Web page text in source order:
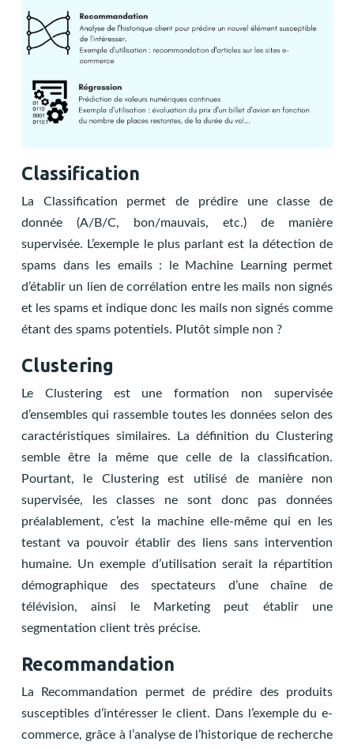
Classification
La Classification permet de prédire une classe de
donnée (A/B/C, bon/mauvais, etc.) de manière
supervisée. L’exemple le plus parlant est la détection de
spams dans les emails : le Machine Learning permet
d’établir un lien de corrélation entre les mails non signés
et les spams et indique donc les mails non signés comme
étant des spams potentiels. Plutôt simple non ?
Clustering
Le Clustering est une formation non supervisée
d’ensembles qui rassemble toutes les données selon des
caractéristiques similaires. La définition du Clustering
semble être la même que celle de la classification.
Pourtant, le Clustering est utilisé de manière non
supervisée, les classes ne sont donc pas données
préalablement, c’est la machine elle-même qui en les
testant va pouvoir établir des liens sans intervention
humaine. Un exemple d’utilisation serait la répartition
démographique des spectateurs d’une chaîne de
télévision, ainsi le Marketing peut établir une
segmentation client très précise.
Recommandation
La Recommandation permet de prédire des produits
susceptibles d’intéresser le client. Dans l’exemple du e-
commerce, grâce à l’analyse de l’historique de recherche